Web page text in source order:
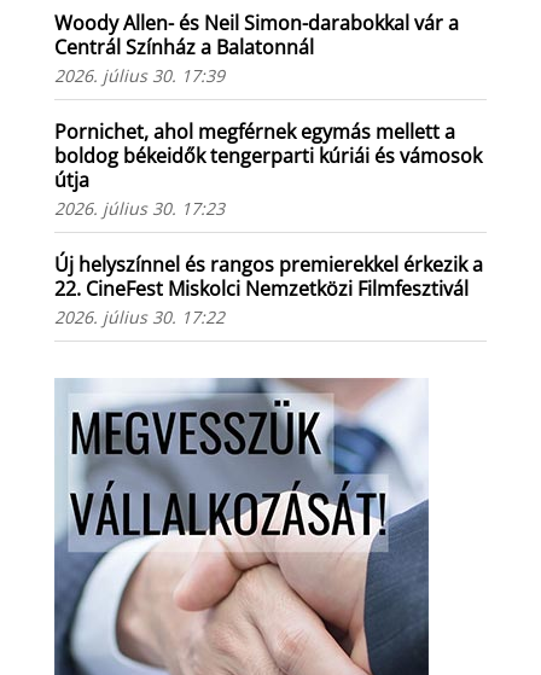
Woody Allen- és Neil Simon-darabokkal vár a
Centrál Színház a Balatonnál
2026. július 30. 17:39
Pornichet, ahol megférnek egymás mellett a
boldog békeidők tengerparti kúriái és vámosok
útja
2026. július 30. 17:23
Új helyszínnel és rangos premierekkel érkezik a
22. CineFest Miskolci Nemzetközi Filmfesztivál
2026. július 30. 17:22